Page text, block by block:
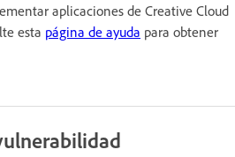
aplicaciones de Creative Cloud
esta página de ayuda para obtener